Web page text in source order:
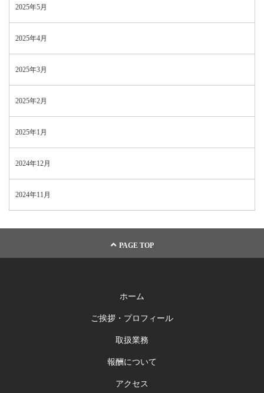
2025年5月
2025年4月
2025年3月
2025年2月
2025年1月
2024年12月
2024年11月
PAGE TOP
ホーム
ご挨拶・プロフィール
取扱業務
報酬について
アクセス